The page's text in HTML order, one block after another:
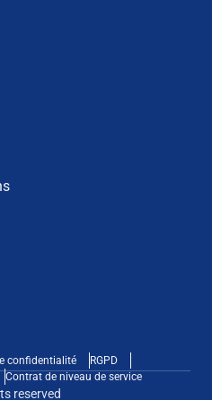
reserved
confidentialité
RGPD
Contrat de niveau de service